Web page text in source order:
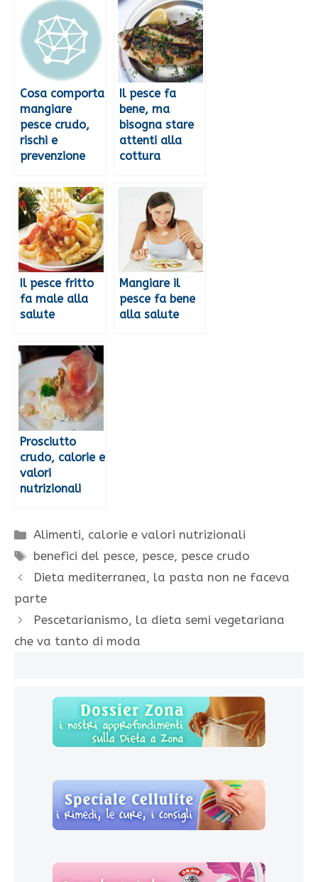
Cosa comporta
mangiare
pesce crudo,
rischi e
prevenzione
Il pesce fa
bene, ma
bisogna stare
attenti alla
cottura
Il pesce fritto
fa male alla
salute
Mangiare il
pesce fa bene
alla salute
Prosciutto
crudo, calorie e
valori
nutrizionali
Categorie
Alimenti, calorie e valori nutrizionali
Tag
benefici del pesce, pesce, pesce crudo
Dieta mediterranea, la pasta non ne faceva
parte
Pescetarianismo, la dieta semi vegetariana
che va tanto di moda